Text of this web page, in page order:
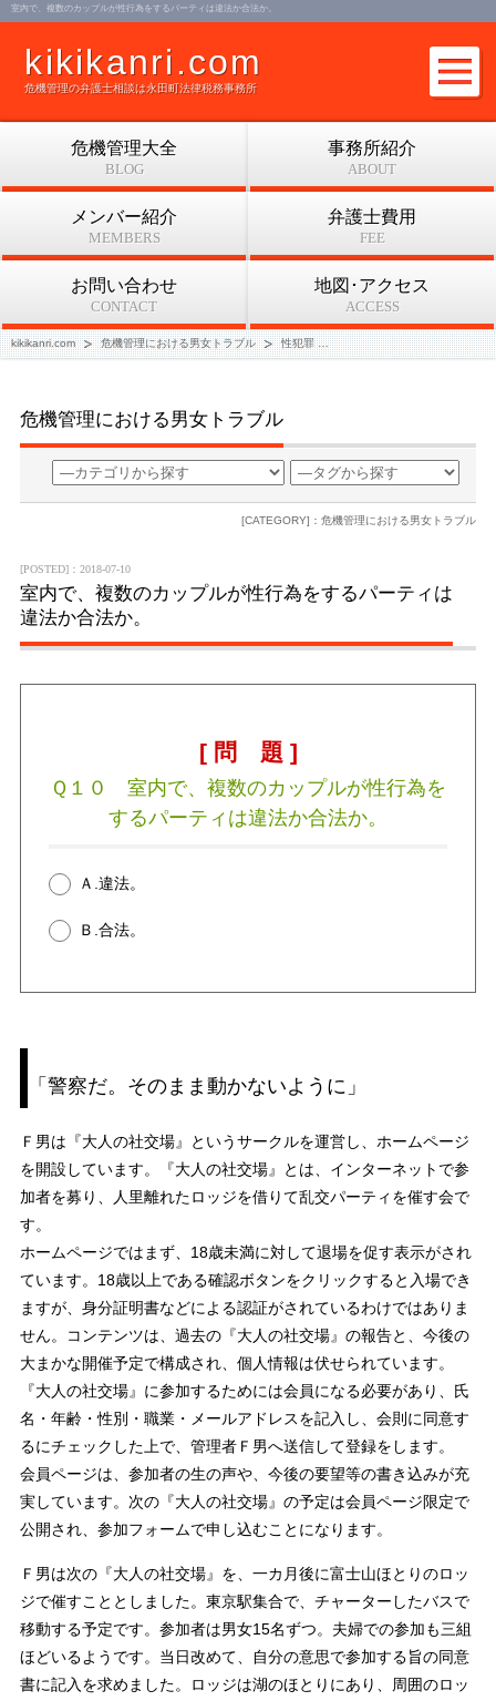
kikikanri.com
危機管理の弁護士相談は永田町法律税務事務所
室内で、複数のカップルが性行為をするパーティは違法か合法か。
危機管理大全
BLOG
事務所紹介
ABOUT
メンバー紹介
MEMBERS
弁護士費用
FEE
お問い合わせ
CONTACT
地図･アクセス
ACCESS
kikikanri.com 危機管理における男女トラブル 性犯罪 室内で、複数のカップルが性
危機管理における男女トラブル
[CATEGORY]：危機管理における男女トラブル
室内で、複数のカップルが性行為をするパーティは
違法か合法か。
[POSTED]：2018-07-10
[ 問 題 ]
Ｑ１０ 室内で、複数のカップルが性行為を
するパーティは違法か合法か。
Ａ.違法。
Ｂ.合法。
「警察だ。そのまま動かないように」
Ｆ男は『大人の社交場』というサークルを運営し、ホームページ
を開設しています。『大人の社交場』とは、インターネットで参
加者を募り、人里離れたロッジを借りて乱交パーティを催す会で
す。
ホームページではまず、18歳未満に対して退場を促す表示がされ
ています。18歳以上である確認ボタンをクリックすると入場でき
ますが、身分証明書などによる認証がされているわけではありま
せん。コンテンツは、過去の『大人の社交場』の報告と、今後の
大まかな開催予定で構成され、個人情報は伏せられています。
『大人の社交場』に参加するためには会員になる必要があり、氏
名・年齢・性別・職業・メールアドレスを記入し、会則に同意す
るにチェックした上で、管理者Ｆ男へ送信して登録をします。
会員ページは、参加者の生の声や、今後の要望等の書き込みが充
実しています。次の『大人の社交場』の予定は会員ページ限定で
公開され、参加フォームで申し込むことになります。
Ｆ男は次の『大人の社交場』を、一カ月後に富士山ほとりのロッ
ジで催すこととしました。東京駅集合で、チャーターしたバスで
移動する予定です。参加者は男女15名ずつ。夫婦での参加も三組
ほどいるようです。当日改めて、自分の意思で参加する旨の同意
書に記入を求めました。ロッジは湖のほとりにあり、周囲のロッ